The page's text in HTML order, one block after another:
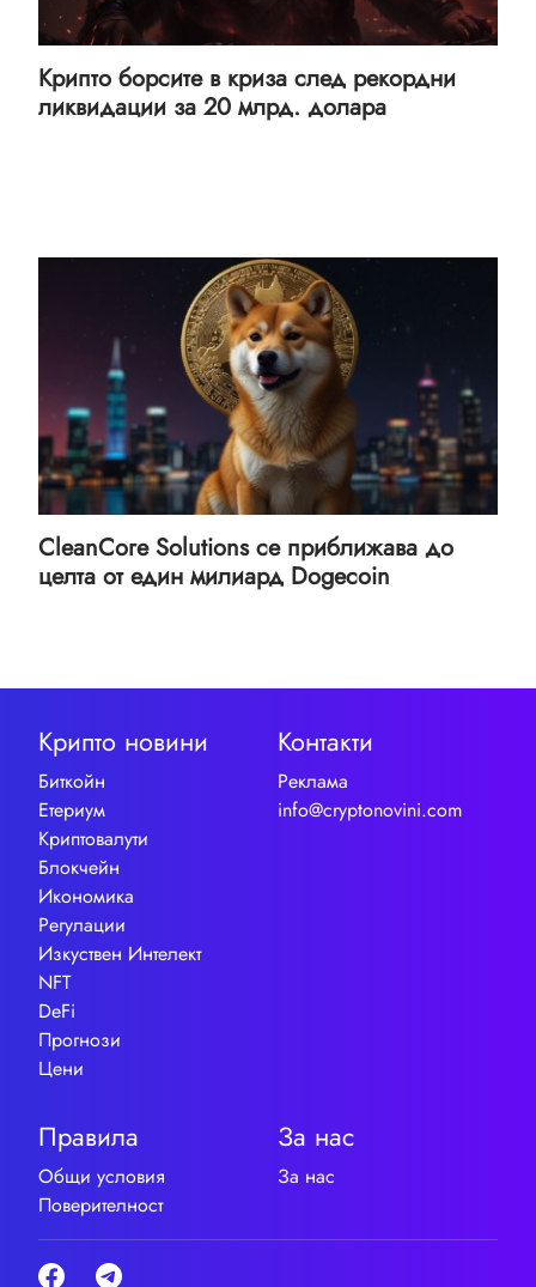
Крипто борсите в криза след рекордни
ликвидации за 20 млрд. долара
CleanCore Solutions се приближава до
целта от един милиард Dogecoin
Крипто новини
Биткойн
Етериум
Криптовалути
Блокчейн
Икономика
Регулации
Изкуствен Интелект
NFT
DeFi
Прогнози
Цени
Контакти
Реклама
info@cryptonovini.com
Правила
Общи условия
Поверителност
За нас
За нас